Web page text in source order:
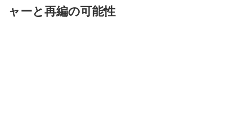
ャーと再編の可能性